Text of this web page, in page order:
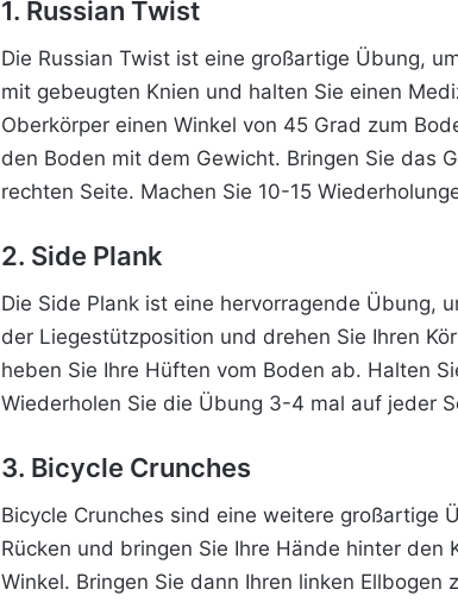
1. Russian Twist
Die Russian Twist ist eine großartige Übung,
mit gebeugten Knien und halten Sie einen
Oberkörper einen Winkel von 45 Grad zum
den Boden mit dem Gewicht. Bringen Sie das
rechten Seite. Machen Sie 10-15
2. Side Plank
Die Side Plank ist eine hervorragende Übung,
der Liegestützposition und drehen Sie Ihren
heben Sie Ihre Hüften vom Boden ab. Halten
Wiederholen Sie die Übung 3-4 mal auf jeder
3. Bicycle Crunches
Bicycle Crunches sind eine weitere großartige
Rücken und bringen Sie Ihre Hände hinter den
Winkel. Bringen Sie dann Ihren linken